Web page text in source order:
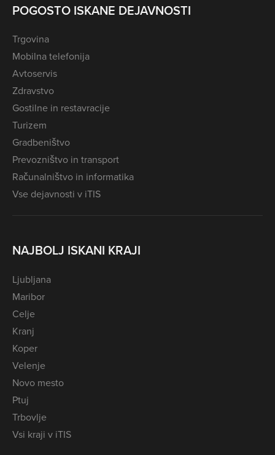
POGOSTO ISKANE DEJAVNOSTI
Trgovina
Mobilna telefonija
Avtoservis
Zdravstvo
Gostilne in restavracije
Turizem
Gradbeništvo
Prevozništvo in transport
Računalništvo in informatika
Vse dejavnosti v iTIS
NAJBOLJ ISKANI KRAJI
Ljubljana
Maribor
Celje
Kranj
Koper
Velenje
Novo mesto
Ptuj
Trbovlje
Vsi kraji v iTIS